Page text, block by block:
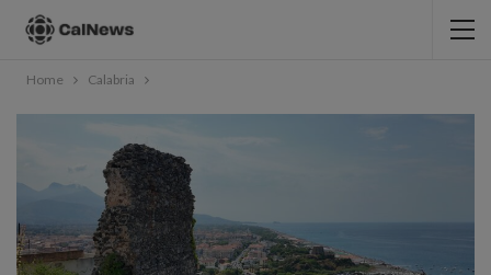
Home Calabria